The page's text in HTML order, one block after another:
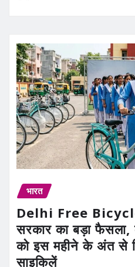
भारत
Delhi Free
सरकार का बड़ा फैसला,
को इस महीने के अंत से
साइकिलें